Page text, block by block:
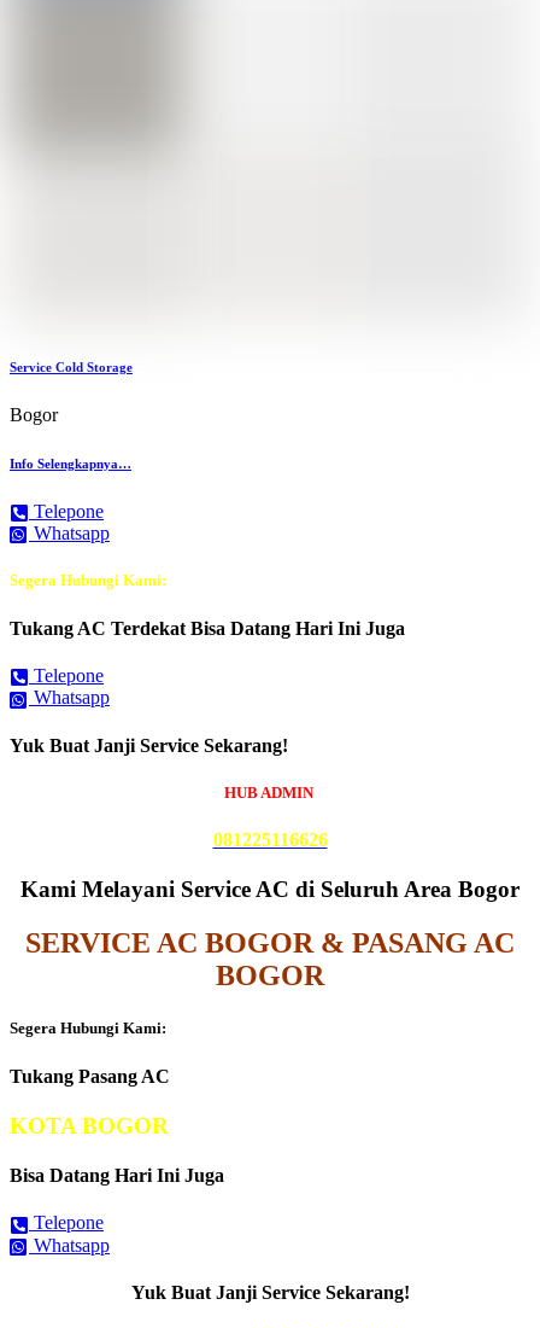
Service Cold Storage
Bogor
Info Selengkapnya…
Telepone
Whatsapp
Segera Hubungi Kami:
Tukang AC Terdekat Bisa Datang Hari Ini Juga
Telepone
Whatsapp
Yuk Buat Janji Service Sekarang!
HUB ADMIN
081225116626
Kami Melayani Service AC di Seluruh Area Bogor
SERVICE AC BOGOR & PASANG AC
BOGOR
Segera Hubungi Kami:
Tukang Pasang AC
KOTA BOGOR
Bisa Datang Hari Ini Juga
Telepone
Whatsapp
Yuk Buat Janji Service Sekarang!